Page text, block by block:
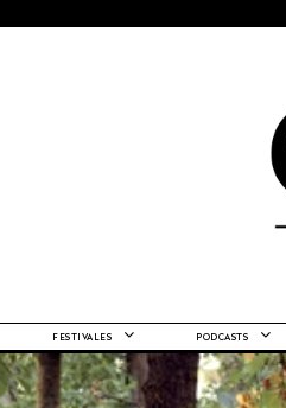
FESTIVALES PODCASTS